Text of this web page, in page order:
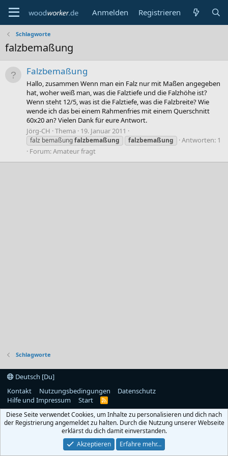
Anmelden Registrieren
Schlagworte
falzbemaßung
Falzbemaßung
Hallo, zusammen Wenn man ein Falz nur mit Maßen angegeben
hat, woher weiß man, was die Falztiefe und die Falzhöhe ist?
Wenn steht 12/5, was ist die Falztiefe, was die Falzbreite? Wie
wende ich das bei einem Rahmenfries mit einem Querschnitt
60x20 an? Vielen Dank für eure Antwort.
Jörg-CH Thema 19. Januar 2011
falz bemaßungfalzbemaßung falzbemaßung
Antworten: 1
Forum:Amateur fragt
Schlagworte
Deutsch [Du]
Kontakt
Nutzungsbedingungen
Datenschutz
Hilfe und Impressum
Start
R
S
Diese Seite verwendet Cookies, um Inhalte zu personalisieren und dich nach
der Registrierung angemeldet zu halten. Durch die Nutzung unserer Webseite
erklärst du dich damit einverstanden.
Akzeptieren
Erfahre mehr…